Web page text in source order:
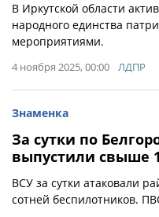
В Иркутской области
народного единства
мероприятиями.
4 ноября 2025, 00:00 ЛДПР
Знаменка
За сутки по
выпустили свыше
ВСУ за сутки атаковали
сотней беспилотников.